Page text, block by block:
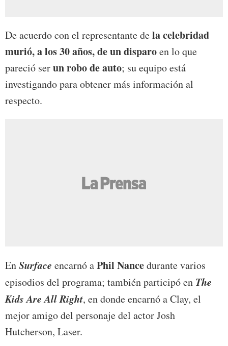
De acuerdo con el representante dela celebridad
murió, a los 30 años, de un disparoen lo que
pareció serun robo de auto; su equipo está
investigando para obtener más información al
respecto.
EnSurface encarnó aPhil Nancedurante varios
episodios del programa; también participó en The
Kids Are All Right, en donde encarnó a Clay, el
mejor amigo del personaje del actor Josh
Hutcherson, Laser.